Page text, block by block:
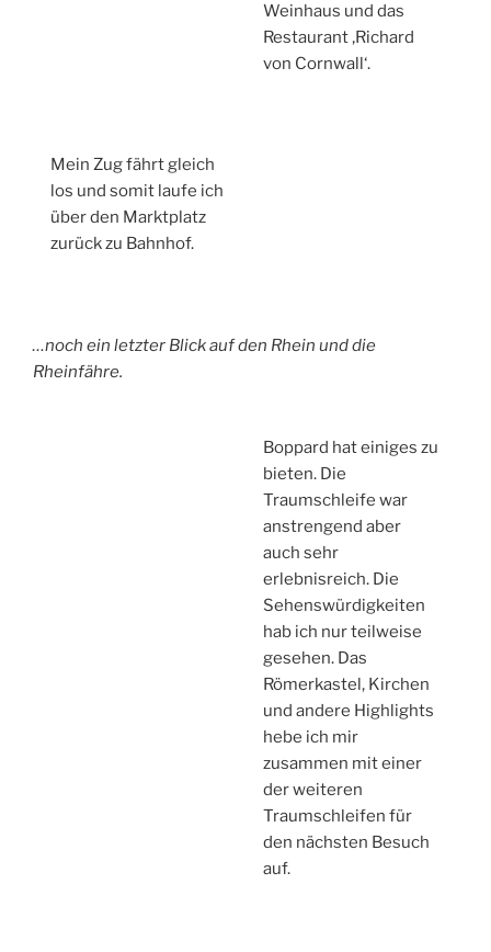
Weinhaus und das
Restaurant ‚Richard
von Cornwall‘.
Mein Zug fährt gleich
los und somit laufe ich
über den Marktplatz
zurück zu Bahnhof.
…noch ein letzter Blick auf den Rhein und die
Rheinfähre.
Boppard hat einiges zu
bieten. Die
Traumschleife war
anstrengend aber
auch sehr
erlebnisreich. Die
Sehenswürdigkeiten
hab ich nur teilweise
gesehen. Das
Römerkastel, Kirchen
und andere Highlights
hebe ich mir
zusammen mit einer
der weiteren
Traumschleifen für
den nächsten Besuch
auf.